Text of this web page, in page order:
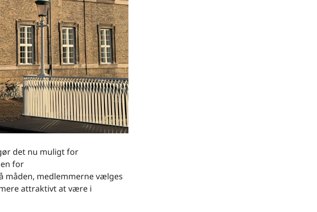
det nu muligt for
for
måden, medlemmerne vælges
attraktivt at være i